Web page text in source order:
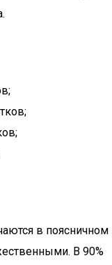
в поясничном
В 90%